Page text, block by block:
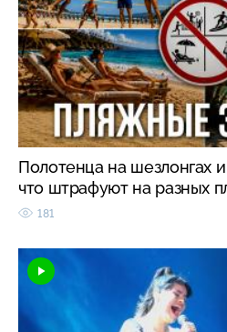
Полотенца на шезлонгах и
что штрафуют на разных
181